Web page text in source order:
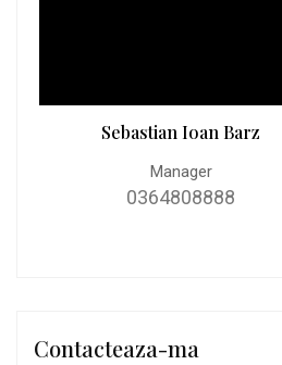
Sebastian Ioan Barz
Manager
0364808888
Contacteaza-ma